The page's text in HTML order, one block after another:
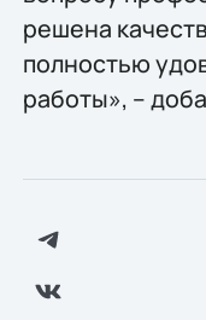
решена
полностью
работы», –